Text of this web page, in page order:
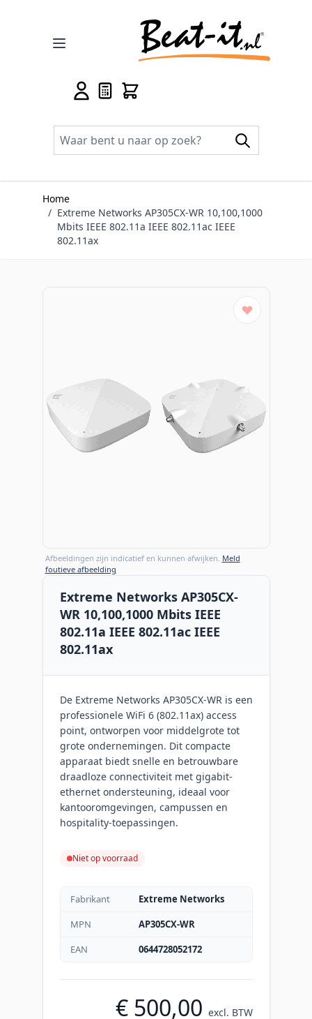
Home
/ Extreme Networks AP305CX-WR 10,100,1000
Mbits IEEE 802.11a IEEE 802.11ac IEEE
802.11ax
Afbeeldingen zijn indicatief en kunnen afwijken. Meld
foutieve afbeelding
Extreme Networks AP305CX-
WR 10,100,1000 Mbits IEEE
802.11a IEEE 802.11ac IEEE
802.11ax
De Extreme Networks AP305CX-WR is een
professionele WiFi 6 (802.11ax) access
point, ontworpen voor middelgrote tot
grote ondernemingen. Dit compacte
apparaat biedt snelle en betrouwbare
draadloze connectiviteit met giga­bit-
ethernet ondersteuning, ideaal voor
kantooromgevingen, campussen en
hospitality-toepassingen.
Niet op voorraad
Fabrikant
Extreme Networks
MPN
AP305CX-WR
EAN
0644728052172
€ 500,00 excl. BTW